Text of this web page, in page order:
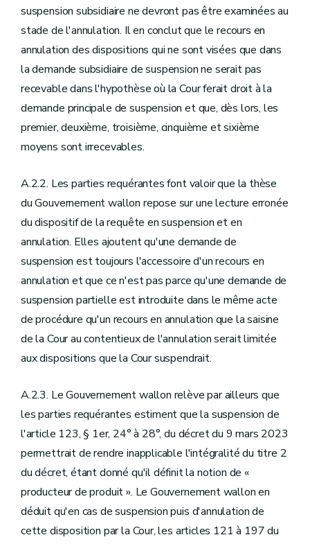
suspension subsidiaire ne devront pas être examinées au
stade de l'annulation. Il en conclut que le recours en
annulation des dispositions qui ne sont visées que dans
la demande subsidiaire de suspension ne serait pas
recevable dans l'hypothèse où la Cour ferait droit à la
demande principale de suspension et que, dès lors, les
premier, deuxième, troisième, cinquième et sixième
moyens sont irrecevables.
A.2.2. Les parties requérantes font valoir que la thèse
du Gouvernement wallon repose sur une lecture erronée
du dispositif de la requête en suspension et en
annulation. Elles ajoutent qu'une demande de
suspension est toujours l'accessoire d'un recours en
annulation et que ce n'est pas parce qu'une demande de
suspension partielle est introduite dans le même acte
de procédure qu'un recours en annulation que la saisine
de la Cour au contentieux de l'annulation serait limitée
aux dispositions que la Cour suspendrait.
A.2.3. Le Gouvernement wallon relève par ailleurs que
les parties requérantes estiment que la suspension de
l'article 123, § 1er, 24° à 28°, du décret du 9 mars 2023
permettrait de rendre inapplicable l'intégralité du titre 2
du décret, étant donné qu'il définit la notion de «
producteur de produit ». Le Gouvernement wallon en
déduit qu'en cas de suspension puis d'annulation de
cette disposition par la Cour, les articles 121 à 197 du